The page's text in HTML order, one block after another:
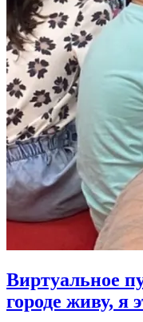
Виртуальное
городе живу, я